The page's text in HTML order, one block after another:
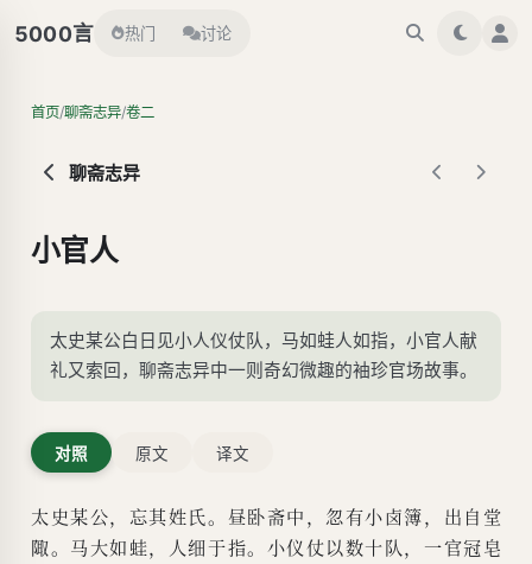
5000言 热门 讨论
首页/聊斋志异/卷二
聊斋志异
小官人
太史某公白日见小人仪仗队，马如蛙人如指，小官人献
礼又索回，聊斋志异中一则奇幻微趣的袖珍官场故事。
对照 原文 译文
太史某公，忘其姓氏。昼卧斋中，忽有小卤簿，出自堂
陬。马大如蛙，人细于指。小仪仗以数十队，一官冠皂